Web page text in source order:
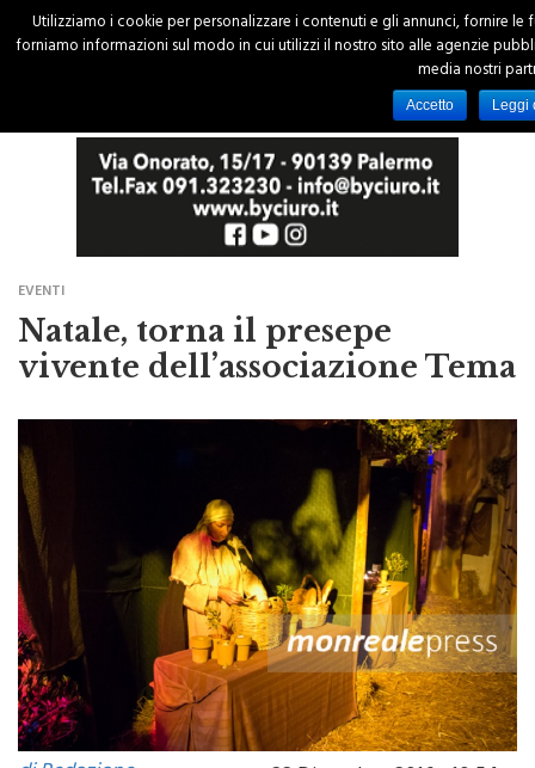
Natale, torna il presepe
vivente dell’associazione Tema
di Redazione
22 Dicembre 2016 - 10:54
Utilizziamo i cookie per personalizzare i contenuti e gli annunci, fornire
forniamo informazioni sul modo in cui utilizzi il nostro sito alle agenzie
media nostri
Accetto Leggi